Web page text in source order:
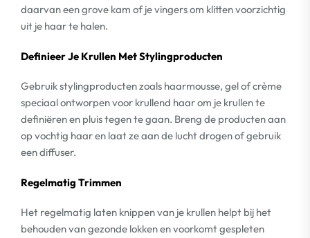
daarvan een grove kam of je vingers om klitten voorzichtig
uit je haar te halen.
Definieer Je Krullen Met Stylingproducten
Gebruik stylingproducten zoals haarmousse, gel of crème
speciaal ontworpen voor krullend haar om je krullen te
definiëren en pluis tegen te gaan. Breng de producten aan
op vochtig haar en laat ze aan de lucht drogen of gebruik
een diffuser.
Regelmatig Trimmen
Het regelmatig laten knippen van je krullen helpt bij het
behouden van gezonde lokken en voorkomt gespleten